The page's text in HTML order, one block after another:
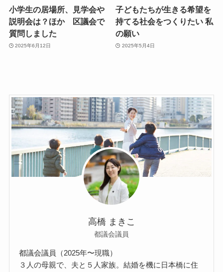
小学生の居場所、見学会や
説明会は？ほか 区議会で
質問しました
2025年6月12日
子どもたちが生きる希望を
持てる社会をつくりたい 私
の願い
2025年5月4日
高橋 まきこ
都議会議員
都議会議員（2025年〜現職）
３人の母親で、夫と５人家族。結婚を機に日本橋に住